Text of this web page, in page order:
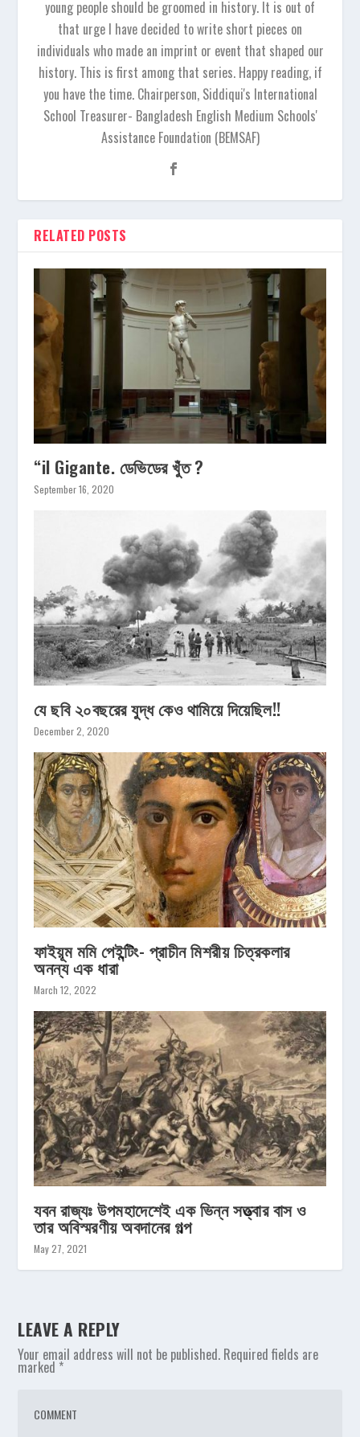
young people should be groomed in history. It is out of
that urge I have decided to write short pieces on
individuals who made an imprint or event that shaped our
history. This is first among that series. Happy reading, if
you have the time. Chairperson, Siddiqui's International
School Treasurer- Bangladesh English Medium Schools'
Assistance Foundation (BEMSAF)
RELATED POSTS
“il Gigante. ডেভিডের খুঁত ?
September 16, 2020
যে ছবি ২০বছরের যুদ্ধ কেও থামিয়ে দিয়েছিল!!
December 2, 2020
ফাইয়ূম মমি পেইন্টিং- প্রাচীন মিশরীয় চিত্রকলার
অনন্য এক ধারা
March 12, 2022
যবন রাজ্যঃ উপমহাদেশেই এক ভিন্ন সত্ত্বার বাস ও
তার অবিস্মরণীয় অবদানের গল্প
May 27, 2021
LEAVE A REPLY
Your email address will not be published. Required fields are
marked *